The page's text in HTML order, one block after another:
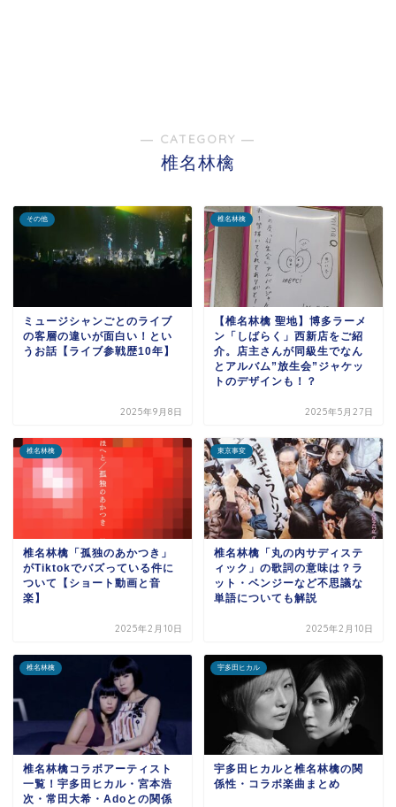
― CATEGORY ―
椎名林檎
その他
ミュージシャンごとのライブ
の客層の違いが面白い！とい
うお話【ライブ参戦歴10年】
2025年9月8日
椎名林檎
【椎名林檎 聖地】博多ラーメ
ン「しばらく」西新店をご紹
介。店主さんが同級生でなん
とアルバム”放生会”ジャケッ
トのデザインも！？
2025年5月27日
椎名林檎
椎名林檎「孤独のあかつき」
がTiktokでバズっている件に
ついて【ショート動画と音
楽】
2025年2月10日
東京事変
椎名林檎「丸の内サディステ
ィック」の歌詞の意味は？ラ
ット・ベンジーなど不思議な
単語についても解説
2025年2月10日
椎名林檎
椎名林檎コラボアーティスト
一覧！宇多田ヒカル・宮本浩
次・常田大希・Adoとの関係
宇多田ヒカル
宇多田ヒカルと椎名林檎の関
係性・コラボ楽曲まとめ